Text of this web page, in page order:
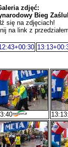
zdjęć:
Bieg
się na zdjęciach!
na link z